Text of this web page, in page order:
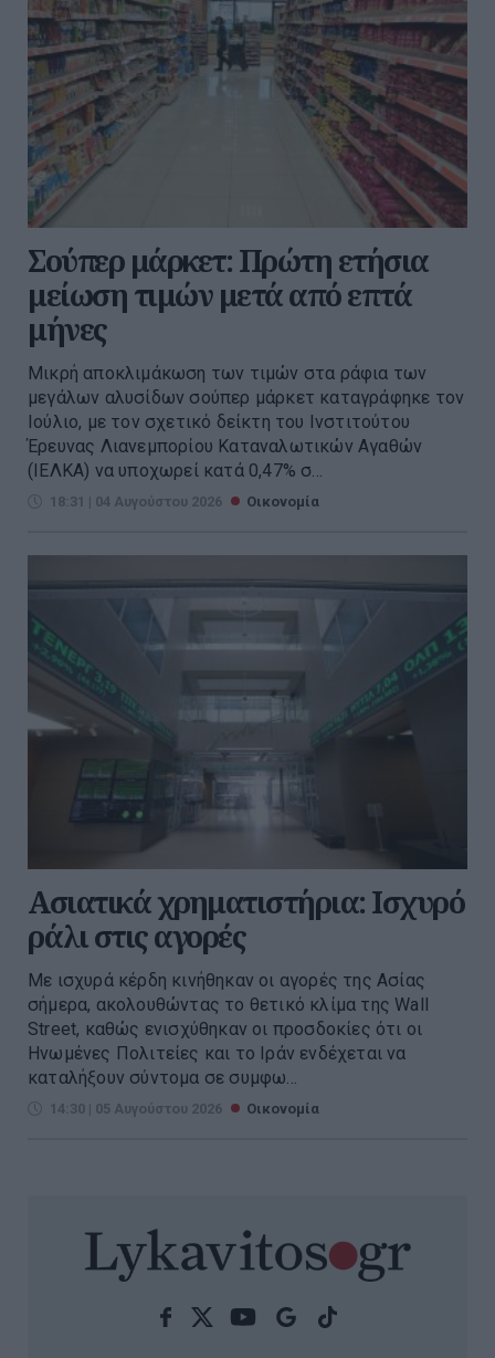
Σούπερ μάρκετ: Πρώτη ετήσια
μείωση τιμών μετά από επτά
μήνες
Μικρή αποκλιμάκωση των τιμών στα ράφια των
μεγάλων αλυσίδων σούπερ μάρκετ καταγράφηκε τον
Ιούλιο, με τον σχετικό δείκτη του Ινστιτούτου
Έρευνας Λιανεμπορίου Καταναλωτικών Αγαθών
(ΙΕΛΚΑ) να υποχωρεί κατά 0,47% σ...
18:31 | 04 Αυγούστου 2026 Οικονομία
Ασιατικά χρηματιστήρια: Ισχυρό
ράλι στις αγορές
Με ισχυρά κέρδη κινήθηκαν οι αγορές της Ασίας
σήμερα, ακολουθώντας το θετικό κλίμα της Wall
Street, καθώς ενισχύθηκαν οι προσδοκίες ότι οι
Ηνωμένες Πολιτείες και το Ιράν ενδέχεται να
καταλήξουν σύντομα σε συμφω...
14:30 | 05 Αυγούστου 2026 Οικονομία